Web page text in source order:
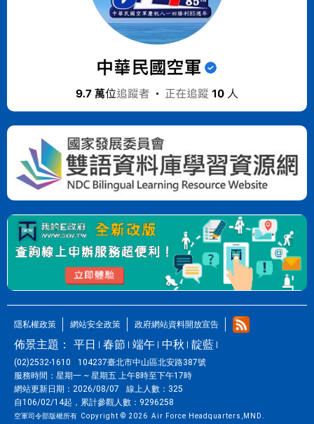
隱私權政策 網站安全政策 政府網站資料開放宣告
佈景主題： 平日 春節 端午 中秋 靛藍
(02)2532-1610
104237臺北市中山區北安路387號
服務時間： 星期一 ~ 星期五 上午8時至下午17時
網站更新日期： 2026/08/07 線上人數： 325
自106/02/14起， 累計參觀人數： 9296258
空軍司令部版權所有 Copyright © 2026 Air Force Headquarters,MND.